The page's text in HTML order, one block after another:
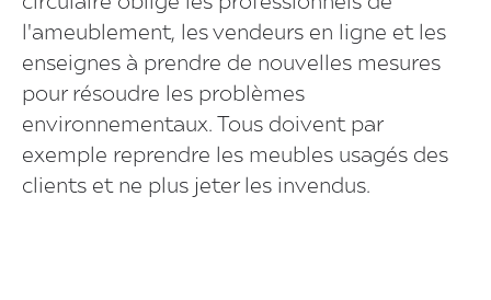
l'ameublement, les vendeurs en ligne et les
enseignes à prendre de nouvelles mesures
pour résoudre les problèmes
environnementaux. Tous doivent par
exemple reprendre les meubles usagés des
clients et ne plus jeter les invendus.